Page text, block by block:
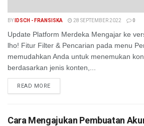
BY IDSCH - FRANSISKA 28 SEPTEMBER 2022 0
Update Platform Merdeka Mengajar ke
lho! Fitur Filter & Pencarian pada menu
memudahkan Anda untuk menemukan
berdasarkan jenis konten,...
READ MORE
Cara Mengajukan Pembuatan